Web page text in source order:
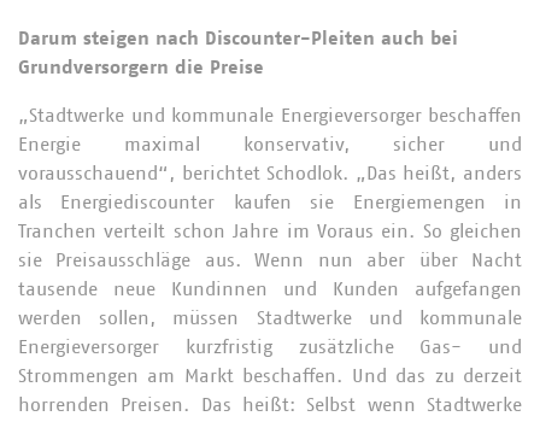
Darum steigen nach Discounter-Pleiten auch bei
Grundversorgern die Preise
„Stadtwerke und kommunale Energieversorger beschaffen
Energie maximal konservativ, sicher und
vorausschauend“, berichtet Schodlok. „Das heißt, anders
als Energiediscounter kaufen sie Energiemengen in
Tranchen verteilt schon Jahre im Voraus ein. So gleichen
sie Preisausschläge aus. Wenn nun aber über Nacht
tausende neue Kundinnen und Kunden aufgefangen
werden sollen, müssen Stadtwerke und kommunale
Energieversorger kurzfristig zusätzliche Gas- und
Strommengen am Markt beschaffen. Und das zu derzeit
horrenden Preisen. Das heißt: Selbst wenn Stadtwerke